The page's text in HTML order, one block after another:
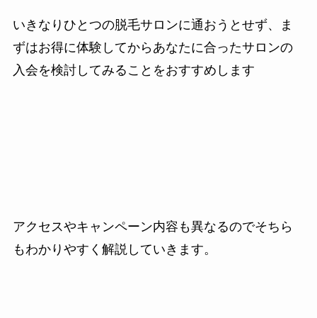
いきなりひとつの脱毛サロンに通おうとせず、ま
ずはお得に体験してからあなたに合ったサロンの
入会を検討してみることをおすすめします
アクセスやキャンペーン内容も異なるのでそちら
もわかりやすく解説していきます。